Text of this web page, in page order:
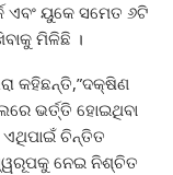
ଏବଂ ୟୁକେ ସମେତ ୬ଟି
ମିଳିଛି ।
କହିଛନ୍ତି,”ଦକ୍ଷିଣ
ଭର୍ତ୍ତି ହୋଇଥିବା
ଚିନ୍ତିତ
ନେଇ ନିଶ୍ଚିତ